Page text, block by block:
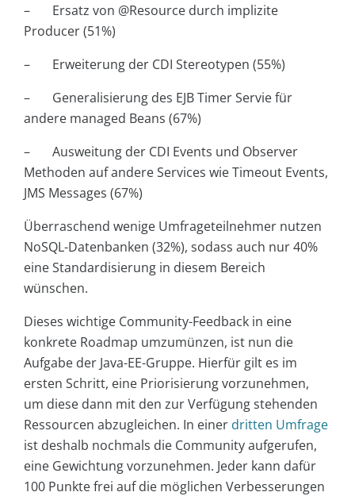
– Ersatz von @Resource durch implizite
Producer (51%)
– Erweiterung der CDI Stereotypen (55%)
– Generalisierung des EJB Timer Servie für
andere managed Beans (67%)
– Ausweitung der CDI Events und Observer
Methoden auf andere Services wie Timeout Events,
JMS Messages (67%)
Überraschend wenige Umfrageteilnehmer nutzen
NoSQL-Datenbanken (32%), sodass auch nur 40%
eine Standardisierung in diesem Bereich
wünschen.
Dieses wichtige Community-Feedback in eine
konkrete Roadmap umzumünzen, ist nun die
Aufgabe der Java-EE-Gruppe. Hierfür gilt es im
ersten Schritt, eine Priorisierung vorzunehmen,
um diese dann mit den zur Verfügung stehenden
Ressourcen abzugleichen. In einer dritten Umfrage
ist deshalb nochmals die Community aufgerufen,
eine Gewichtung vorzunehmen. Jeder kann dafür
100 Punkte frei auf die möglichen Verbesserungen